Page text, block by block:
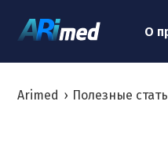
О
Arimed › Полезные